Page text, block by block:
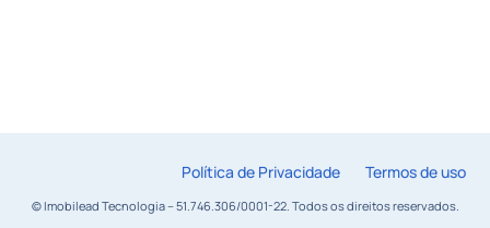
© Imobilead Tecnologia – 51.746.306/0001-22. Todos os direitos reservados.
Política de Privacidade Termos de uso